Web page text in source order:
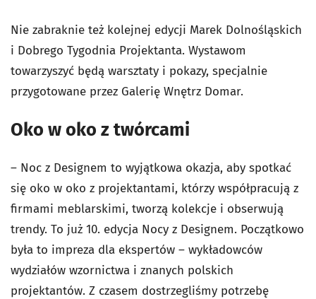
Nie zabraknie też kolejnej edycji Marek Dolnośląskich
i Dobrego Tygodnia Projektanta. Wystawom
towarzyszyć będą warsztaty i pokazy, specjalnie
przygotowane przez Galerię Wnętrz Domar.
Oko w oko z twórcami
– Noc z Designem to wyjątkowa okazja, aby spotkać
się oko w oko z projektantami, którzy współpracują z
firmami meblarskimi, tworzą kolekcje i obserwują
trendy. To już 10. edycja Nocy z Designem. Początkowo
była to impreza dla ekspertów – wykładowców
wydziałów wzornictwa i znanych polskich
projektantów. Z czasem dostrzegliśmy potrzebę